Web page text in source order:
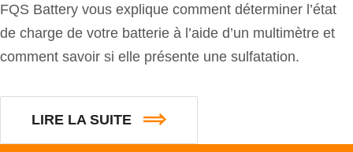
FQS Battery vous explique comment déterminer l’état
de charge de votre batterie à l’aide d’un multimètre et
comment savoir si elle présente une sulfatation.
LIRE LA SUITE